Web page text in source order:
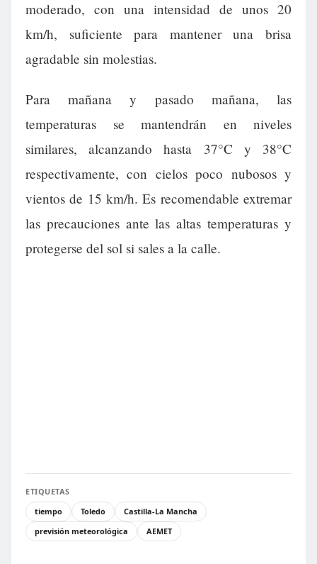
moderado, con una intensidad de unos 20
km/h, suficiente para mantener una brisa
agradable sin molestias.
Para mañana y pasado mañana, las
temperaturas se mantendrán en niveles
similares, alcanzando hasta 37°C y 38°C
respectivamente, con cielos poco nubosos y
vientos de 15 km/h. Es recomendable extremar
las precauciones ante las altas temperaturas y
protegerse del sol si sales a la calle.
ETIQUETAS
tiempo
Toledo
Castilla-La Mancha
previsión meteorológica
AEMET